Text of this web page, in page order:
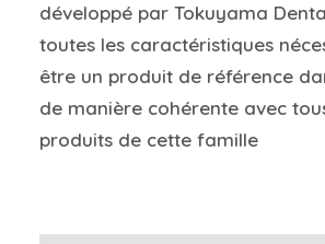
développé par Tokuyama
toutes les caractéristiques
être un produit de référence
de manière cohérente avec
produits de cette famille